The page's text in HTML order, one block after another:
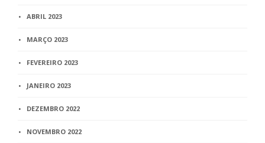
ABRIL 2023
MARÇO 2023
FEVEREIRO 2023
JANEIRO 2023
DEZEMBRO 2022
NOVEMBRO 2022